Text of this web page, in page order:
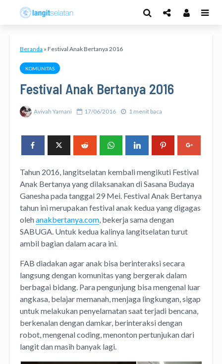
Beranda » Festival Anak Bertanya 2016
KOMUNITAS
Festival Anak Bertanya 2016
Avivah Yamani 17/06/2016 1 menit baca
Tahun 2016, langitselatan kembali mengikuti Festival
Anak Bertanya yang dilaksanakan di Sasana Budaya
Ganesha pada tanggal 29 Mei. Festival Anak Bertanya
tahun ini merupakan festival anak kedua yang digagas
olehanakbertanya.com, bekerja sama dengan
SABUGA. Untuk kedua kalinya langitselatan turut
ambil bagian dalam acara ini.
FAB diadakan agar anak bisa berinteraksi secara
langsung dengan komunitas yang bergerak dalam
berbagai bidang. Para pengunjung bisa mengenal luar
angkasa, belajar memanah, menjaga lingkungan, sigap
untuk melakukan penyelamatan saat terjadi bencana,
berkenalan dengan damkar, berinteraksi dengan
robot, mengenal coding, menonton pertunjukan dari
langit dan masih banyak lagi.